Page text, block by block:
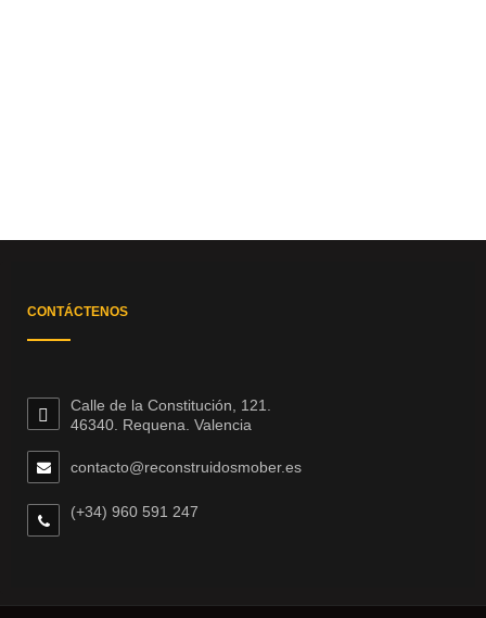
CONTÁCTENOS
Calle de la Constitución, 121.
46340. Requena. Valencia
contacto@reconstruidosmober.es
(+34) 960 591 247